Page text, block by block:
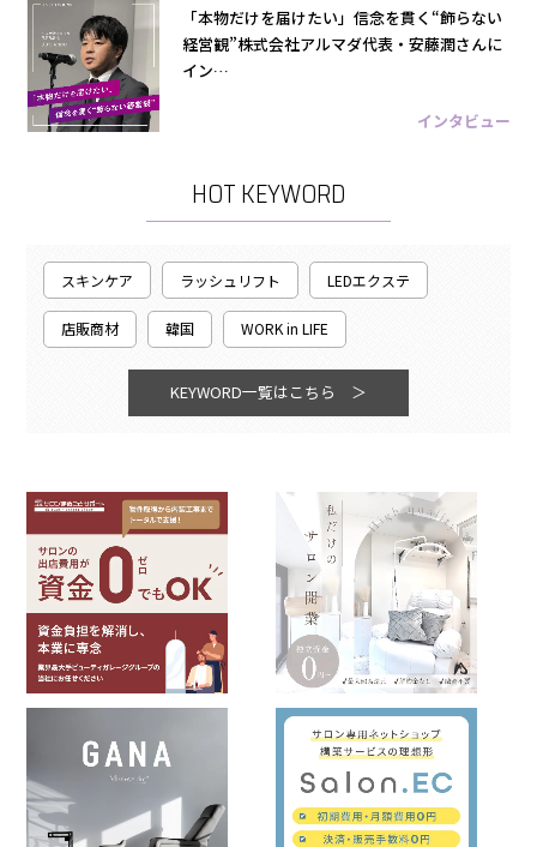
「本物だけを届けたい」信念を貫く“飾らない
経営観”株式会社アルマダ代表・安藤潤さんに
イン…
インタビュー
HOT KEYWORD
スキンケア ラッシュリフト LEDエクステ
店販商材 韓国 WORK in LIFE
KEYWORD一覧はこちら